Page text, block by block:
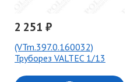
2 251 ₽
(VTm.397.0.160032)
Труборез VALTEC 1/13